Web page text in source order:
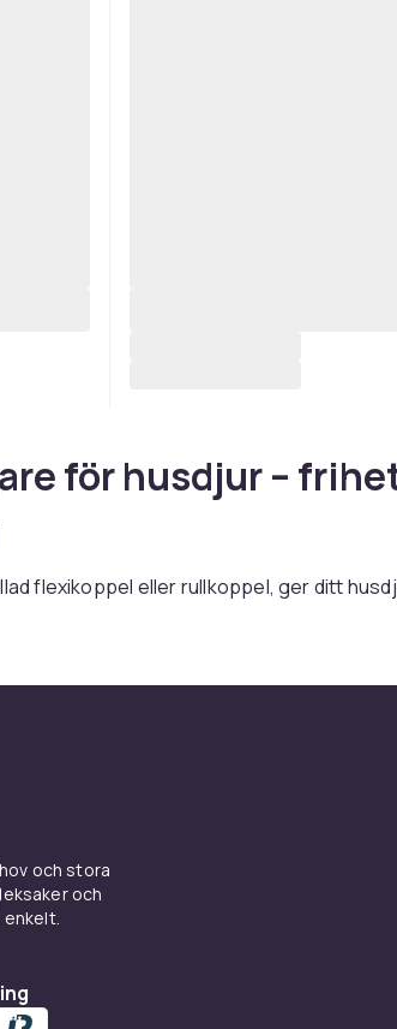
för husdjur –
flexikoppel eller rullkoppel, ger ditt
koppelförlängare
fjädermekanism innesluten i ett
bort från dig matas kopplet ut mjukt och
låsa kopplet på valfri längd, vilket ger dig
vid behov, exempelvis vid
och stora
och